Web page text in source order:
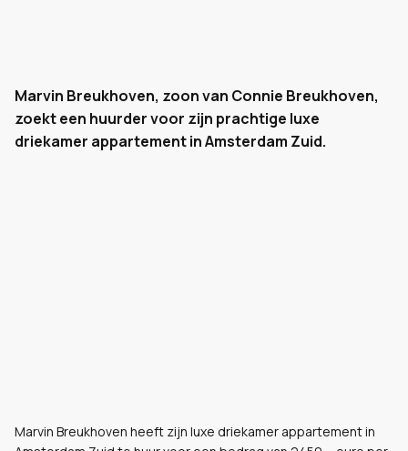
Marvin Breukhoven, zoon van Connie Breukhoven,
zoekt een huurder voor zijn prachtige luxe
driekamer appartement in Amsterdam Zuid.
Marvin Breukhoven heeft zijn luxe driekamer appartement in